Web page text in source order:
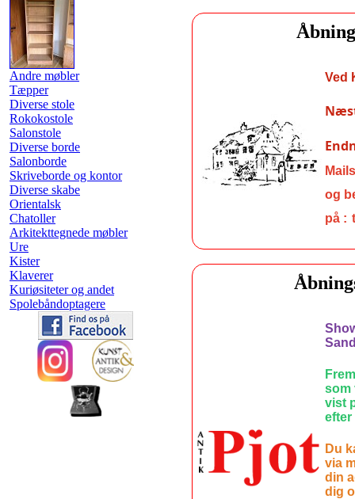
Andre møbler
Tæpper
Diverse stole
Rokokostole
Salonstole
Diverse borde
Salonborde
Skriveborde og kontor
Diverse skabe
Orientalsk
Chatoller
Arkitekttegnede møbler
Ure
Kister
Klaverer
Kuriøsiteter og andet
Spolebåndoptagere
Ved
og
på :
som
vist
efter
Du
via
din
dig